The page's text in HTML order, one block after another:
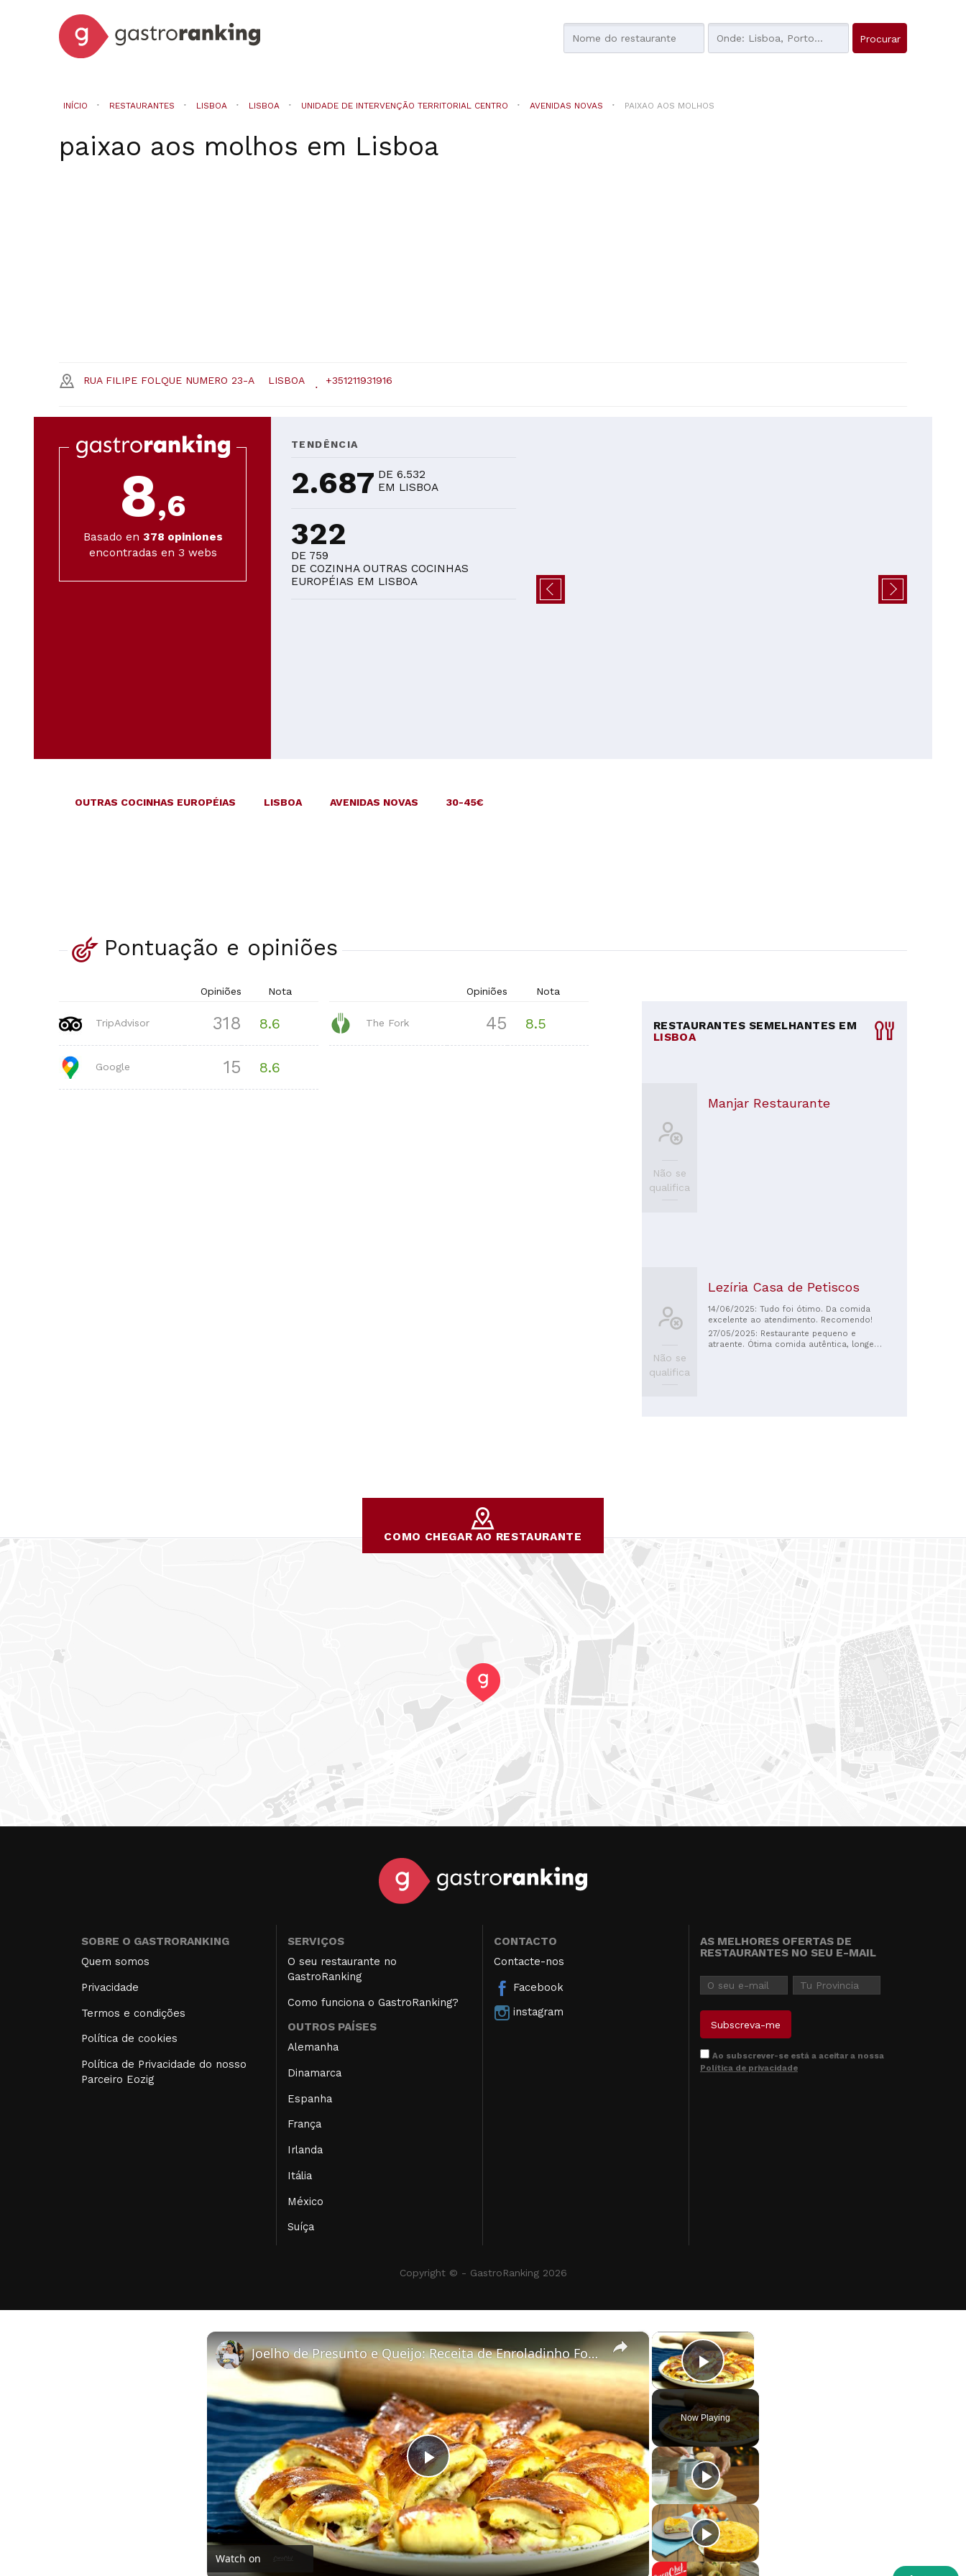
INÍCIO RESTAURANTES LISBOA LISBOA UNIDADE DE INTERVENÇÃO TERRITORIAL CENTRO AVENIDAS NOVAS PAIXAO AOS MOLHOS
paixao aos molhos em Lisboa
RUA FILIPE FOLQUE NUMERO 23-A LISBOA +351211931916
8,6
Basado en 378 opiniones
encontradas en 3 webs
TENDÊNCIA
2.687 DE 6.532
EM LISBOA
322
DE 759
DE COZINHA OUTRAS COCINHAS
EUROPÉIAS EM LISBOA
OUTRAS COCINHAS EUROPÉIAS LISBOA AVENIDAS NOVAS 30-45€
Pontuação e opiniões
Opiniões Nota
TripAdvisor 318 8.6
Google 15 8.6
Opiniões Nota
The Fork 45 8.5
RESTAURANTES SEMELHANTES EM
LISBOA
Não se
qualifica
Manjar Restaurante
Não se
qualifica
Lezíria Casa de Petiscos
14/06/2025: Tudo foi ótimo. Da comida
excelente ao atendimento. Recomendo!
27/05/2025: Restaurante pequeno e
atraente. Ótima comida autêntica, longe
COMO CHEGAR AO RESTAURANTE
SOBRE O GASTRORANKING
Quem somos
Privacidade
Termos e condições
Política de cookies
Política de Privacidade do nosso
Parceiro Eozig
SERVIÇOS
O seu restaurante no
GastroRanking
Como funciona o GastroRanking?
OUTROS PAÍSES
Alemanha
Dinamarca
Espanha
França
Irlanda
Itália
México
Suíça
CONTACTO
Contacte-nos
Facebook
instagram
AS MELHORES OFERTAS DE
RESTAURANTES NO SEU E-MAIL
Ao subscrever-se está a aceitar a nossa
Política de privacidade
Copyright © - GastroRanking 2026
×
Play Video
Now Playing
×
Play
Video
Joelho de Presunto e Queijo: Receita de Enroladinho Fofinho
Watch on